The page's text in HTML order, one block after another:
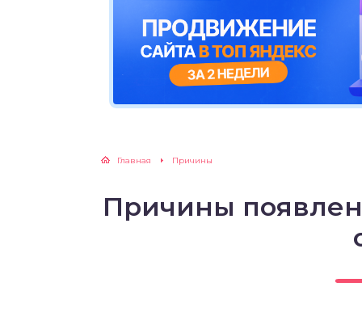
Главная Причины
Причины